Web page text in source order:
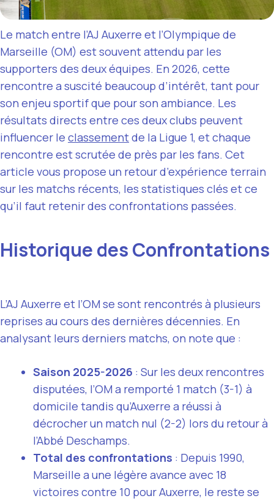
Le match entre l’AJ Auxerre et l’Olympique de
Marseille (OM) est souvent attendu par les
supporters des deux équipes. En 2026, cette
rencontre a suscité beaucoup d’intérêt, tant pour
son enjeu sportif que pour son ambiance. Les
résultats directs entre ces deux clubs peuvent
influencer le classementde la Ligue 1, et chaque
rencontre est scrutée de près par les fans. Cet
article vous propose un retour d’expérience terrain
sur les matchs récents, les statistiques clés et ce
qu’il faut retenir des confrontations passées.
Historique des Confrontations
L’AJ Auxerre et l’OM se sont rencontrés à plusieurs
reprises au cours des dernières décennies. En
analysant leurs derniers matchs, on note que :
Saison 2025-2026 : Sur les deux rencontres
disputées, l’OM a remporté 1 match (3-1) à
domicile tandis qu’Auxerre a réussi à
décrocher un match nul (2-2) lors du retour à
l’Abbé Deschamps.
Total des confrontations : Depuis 1990,
Marseille a une légère avance avec 18
victoires contre 10 pour Auxerre, le reste se